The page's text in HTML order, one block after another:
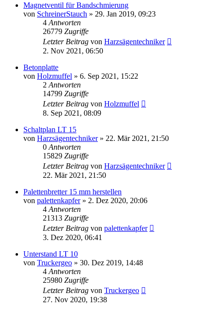
Magnetventil für Bandschmierung
von SchreinerStauch » 29. Jan 2019, 09:23
4 Antworten
26779 Zugriffe
Letzter Beitrag von Harzsägentechniker
2. Nov 2021, 06:50
Betonplatte
von Holzmuffel » 6. Sep 2021, 15:22
2 Antworten
14799 Zugriffe
Letzter Beitrag von Holzmuffel
8. Sep 2021, 08:09
Schaltplan LT 15
von Harzsägentechniker» 22. Mär 2021, 21:50
0 Antworten
15829 Zugriffe
Letzter Beitrag von Harzsägentechniker
22. Mär 2021, 21:50
Palettenbretter 15 mm herstellen
von palettenkapfer» 2. Dez 2020, 20:06
4 Antworten
21313 Zugriffe
Letzter Beitrag von palettenkapfer
3. Dez 2020, 06:41
Unterstand LT 10
von Truckergeo » 30. Dez 2019, 14:48
4 Antworten
25980 Zugriffe
Letzter Beitrag von Truckergeo
27. Nov 2020, 19:38